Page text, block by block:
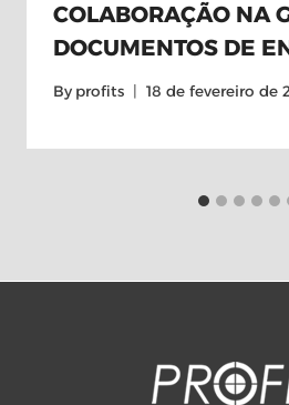
COLABORAÇÃO NA
DOCUMENTOS DE
By profits 18 de fevereiro de